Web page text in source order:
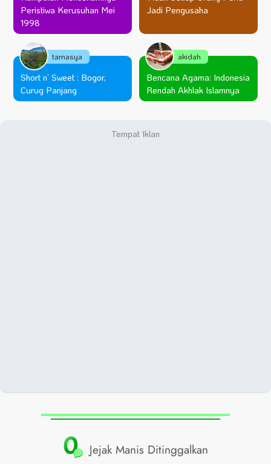
Peristiwa Kerusuhan Mei
1998
Jadi Pengusaha
Short n’ Sweet : Bogor,
Curug Panjang
tamasya
Bencana Agama: Indonesia
Rendah Akhlak Islamnya
akidah
0 Jejak Manis Ditinggalkan